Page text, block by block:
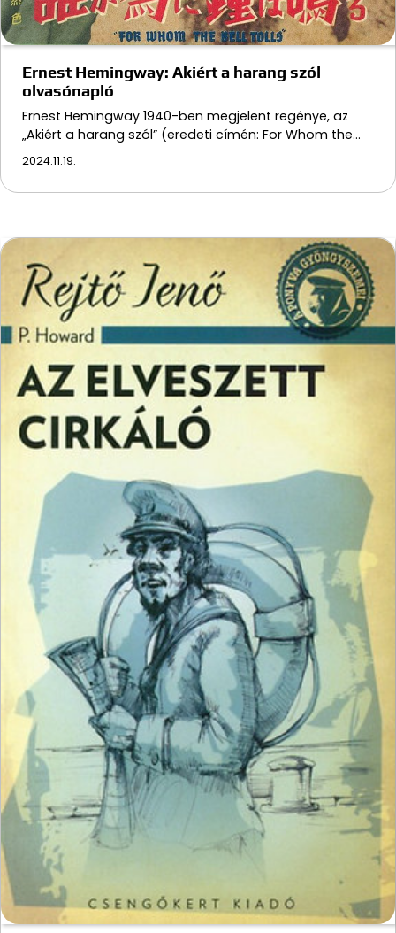
Ernest Hemingway: Akiért a harang szól
olvasónapló
Ernest Hemingway 1940-ben megjelent regénye, az
„Akiért a harang szól” (eredeti címén: For Whom the…
2024.11.19.